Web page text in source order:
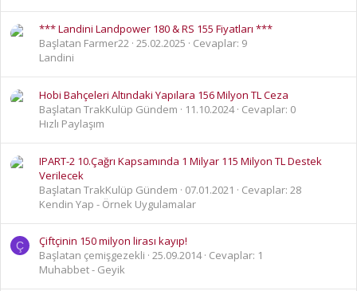
*** Landini Landpower 180 & RS 155 Fiyatları ***
Başlatan Farmer22 25.02.2025
Cevaplar: 9
Landini
Hobi Bahçeleri Altındaki Yapılara 156 Milyon TL Ceza
Başlatan TrakKulüp Gündem
11.10.2024 Cevaplar: 0
Hızlı Paylaşım
IPART-2 10.Çağrı Kapsamında 1 Milyar 115 Milyon TL Destek
Verilecek
Başlatan TrakKulüp Gündem
07.01.2021
Cevaplar: 28
Kendin Yap - Örnek Uygulamalar
Ç
Çiftçinin 150 milyon lirası kayıp!
Başlatan çemişgezekli 25.09.2014 Cevaplar: 1
Muhabbet - Geyik